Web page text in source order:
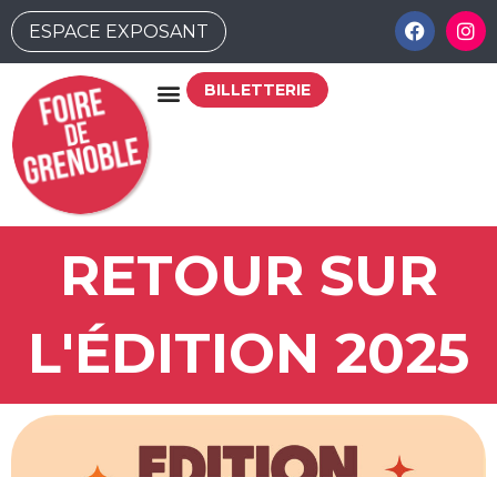
ESPACE EXPOSANT
BILLETTERIE
RETOUR SUR
L'ÉDITION 2025